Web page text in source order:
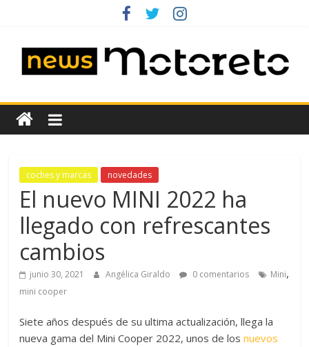
News
Motoreto
Noticias
coches
ocasión
coches y marcas novedades
El nuevo MINI 2022 ha
llegado con refrescantes
cambios
junio 30, 2021 Angélica Giraldo 0 comentarios Mini,
mini cooper
Siete años después de su ultima actualización, llega la
nueva gama del Mini Cooper 2022, unos de losnuevos